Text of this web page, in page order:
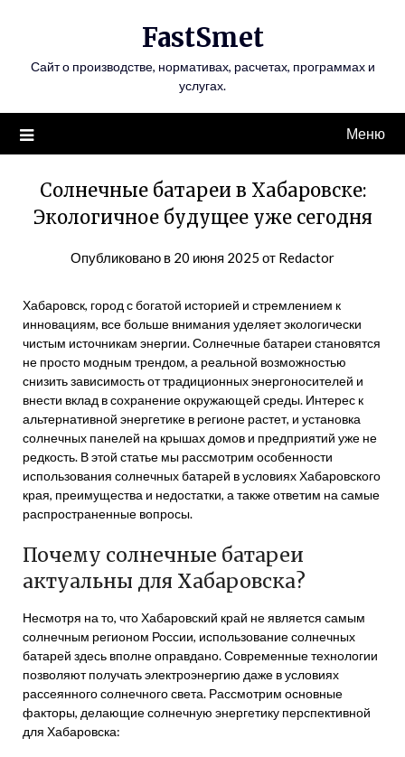
FastSmet
Сайт о производстве, нормативах, расчетах, программах и
услугах.
Меню
Солнечные батареи в Хабаровске:
Экологичное будущее уже сегодня
Опубликовано в 20 июня 2025 от Redactor
Хабаровск, город с богатой историей и стремлением к
инновациям, все больше внимания уделяет экологически
чистым источникам энергии. Солнечные батареи становятся
не просто модным трендом, а реальной возможностью
снизить зависимость от традиционных энергоносителей и
внести вклад в сохранение окружающей среды. Интерес к
альтернативной энергетике в регионе растет, и установка
солнечных панелей на крышах домов и предприятий уже не
редкость. В этой статье мы рассмотрим особенности
использования солнечных батарей в условиях Хабаровского
края, преимущества и недостатки, а также ответим на самые
распространенные вопросы.
Почему солнечные батареи
актуальны для Хабаровска?
Несмотря на то, что Хабаровский край не является самым
солнечным регионом России, использование солнечных
батарей здесь вполне оправдано. Современные технологии
позволяют получать электроэнергию даже в условиях
рассеянного солнечного света. Рассмотрим основные
факторы, делающие солнечную энергетику перспективной
для Хабаровска: